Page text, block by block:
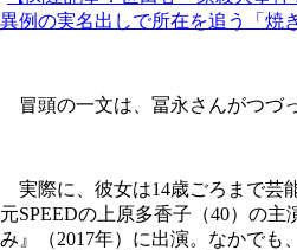
異例の実名出しで所在を追う「焼
冒頭の一文は、冨永さんがつづ
実際に、彼女は14歳ごろまで芸
元SPEEDの上原多香子（40）の
み』（2017年）に出演。なかでも